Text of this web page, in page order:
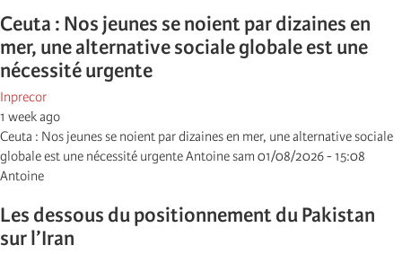
Ceuta : Nos jeunes se noient par dizaines en
mer, une alternative sociale globale est une
nécessité urgente
Inprecor
1 week ago
Ceuta : Nos jeunes se noient par dizaines en mer, une alternative sociale
globale est une nécessité urgente Antoine sam 01/08/2026 - 15:08
Antoine
Les dessous du positionnement du Pakistan
sur l’Iran